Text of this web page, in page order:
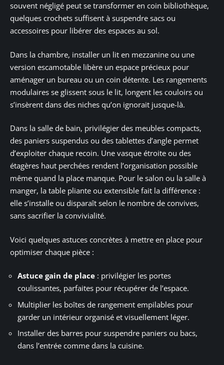
souvent négligé peut se transformer en coin bibliothèque,
quelques crochets suffisent à suspendre sacs ou
accessoires pour libérer des espaces au sol.
Dans la chambre, installer un lit en mezzanine ou une
version escamotable libère un espace précieux pour
aménager un bureau ou un coin détente. Les rangements
modulaires se glissent sous le lit, longent les couloirs ou
s’insèrent dans des niches qu’on ignorait jusque-là.
Dans la salle de bain, privilégier des meubles compacts,
des paniers suspendus ou des tablettes d’angle permet
d’exploiter chaque recoin. Une vasque étroite ou des
étagères haut perchées rendent l’organisation possible
même quand la place manque. Pour le salon ou la salle à
manger, la table pliante ou extensible fait la différence :
elle s’installe ou disparaît selon le nombre de convives,
sans sacrifier la convivialité.
Voici quelques astuces concrètes à mettre en place pour
optimiser chaque pièce :
Astuce gain de place : privilégier les portes
coulissantes, parfaites pour récupérer de l’espace.
Multiplier les boîtes de rangement empilables pour
garder un intérieur organisé et visuellement léger.
Installer des barres pour suspendre paniers ou bacs,
dans l’entrée comme dans la cuisine.